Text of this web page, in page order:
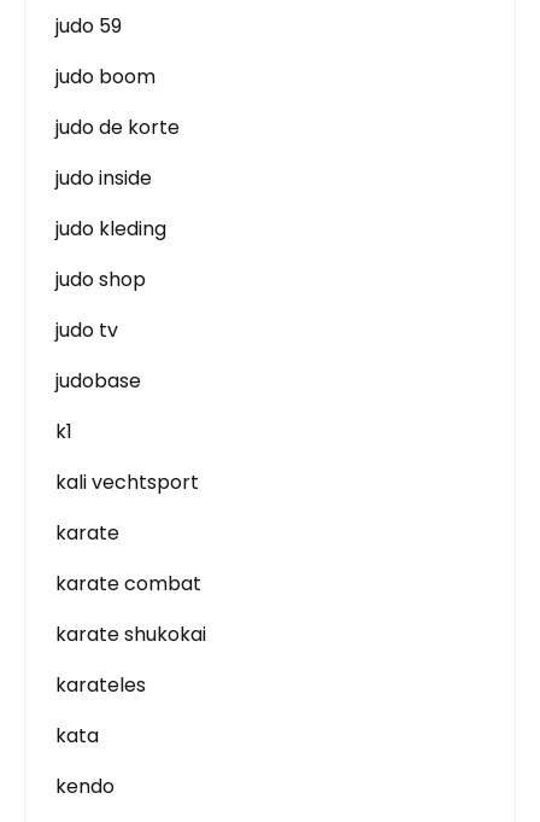
judo 59
judo boom
judo de korte
judo inside
judo kleding
judo shop
judo tv
judobase
k1
kali vechtsport
karate
karate combat
karate shukokai
karateles
kata
kendo